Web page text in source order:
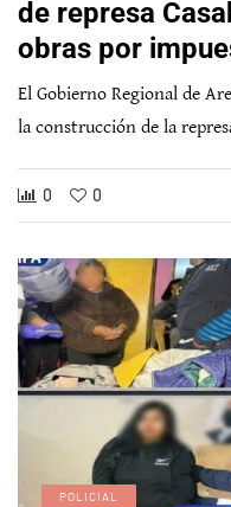
de represa
obras por
El Gobierno Regional de
la construcción de la
0 0
POLICIAL